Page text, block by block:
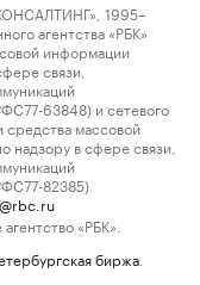
1995–
агентства «РБК»
информации
связи,
63848) и сетевого
средства массовой
в сфере связи,
82385)
«РБК».
биржа